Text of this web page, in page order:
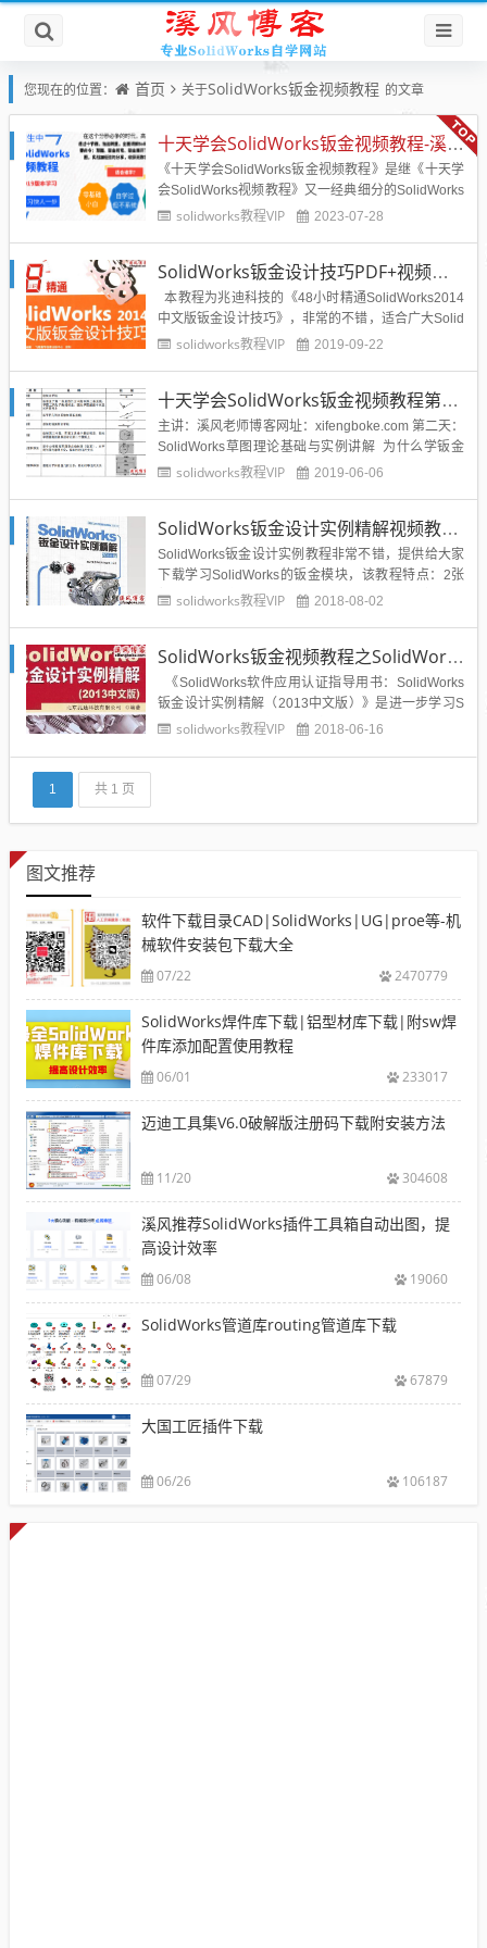
您现在的位置： 首页 关于SolidWorks钣金视频教程 的文章
十天学会SolidWorks钣金视频教程-溪风老师又一经典力作
《十天学会SolidWorks钣金视频教程》是继《十天学
会SolidWorks视频教程》又一经典细分的SolidWorks
视频教程，更加侧重SolidWorks钣金这一块的教程，
solidworks教程VIP 2023-07-28
SolidWorks钣金设计技巧PDF+视频教程
本教程为兆迪科技的《48小时精通SolidWorks2014
中文版钣金设计技巧》，非常的不错，适合广大Solid
Works使用者从事钣金设计领域的教程，《48小时精
入深、...
solidworks教程VIP 2019-09-22
十天学会SolidWorks钣金视频教程第二天：草图基础学习与巩固
主讲：溪风老师博客网址：xifengboke.com 第二天：
SolidWorks草图理论基础与实例讲解 为什么学钣金
要先学习草图？草图是基础，是学习SolidWorks各个
进...
solidworks教程VIP 2019-06-06
SolidWorks钣金设计实例精解视频教程2014版
SolidWorks钣金设计实例教程非常不错，提供给大家
下载学习SolidWorks的钣金模块，该教程特点：2张
超值DVD光盘，6.7GB，22.5小时的全程语音视频讲
顶向下钣金产品的设计方法和过...
solidworks教程VIP 2018-08-02
SolidWorks钣金视频教程之SolidWorks钣金设计实例精解
《SolidWorks软件应用认证指导用书：SolidWorks
钣金设计实例精解（2013中文版）》是进一步学习S
olidWorks2013钣金设计的实例图书，选用的实例都
solidworks教程VIP 2018-06-16
1 共 1 页
图文推荐
软件下载目录CAD|SolidWorks|UG|proe等-机
械软件安装包下载大全
07/22 2470779
SolidWorks焊件库下载|铝型材库下载|附sw焊
件库添加配置使用教程
06/01 233017
迈迪工具集V6.0破解版注册码下载附安装方法
11/20 304608
溪风推荐SolidWorks插件工具箱自动出图，提
高设计效率
06/08 19060
SolidWorks管道库routing管道库下载
07/29 67879
大国工匠插件下载
06/26 106187